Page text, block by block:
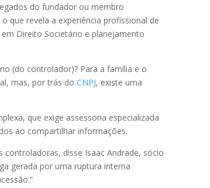
do fundador ou membro
que revela a experiência profissional de
Direito Societário e planejamento
(do controlador)? Para a família e o
mas, por trás do CNPJ, existe uma
que exige assessoria especializada
ao compartilhar informações.
disse Isaac Andrade, sócio
gerada por uma ruptura interna